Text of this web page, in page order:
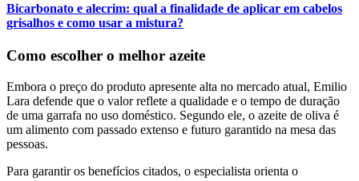
Bicarbonato e alecrim: qual a finalidade de aplicar em cabelos
grisalhos e como usar a mistura?
Como escolher o melhor azeite
Embora o preço do produto apresente alta no mercado atual, Emilio
Lara defende que o valor reflete a qualidade e o tempo de duração
de uma garrafa no uso doméstico. Segundo ele, o azeite de oliva é
um alimento com passado extenso e futuro garantido na mesa das
pessoas.
Para garantir os benefícios citados, o especialista orienta o